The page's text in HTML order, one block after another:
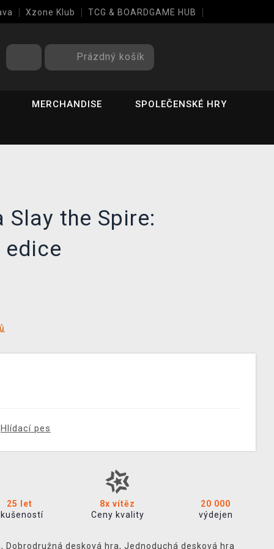
Xzone Klub TCG & BOARDGAME HUB
Prázdný košík
MERCHANDISE SPOLEČENSKÉ HRY
Slay the Spire:
edice
Hlídací pes
25 let
8x vítěz
Ceny kvality
20 000
výdejen
, Dobrodružná desková hra, Jednoduchá desková hra